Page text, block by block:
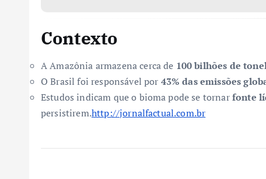
Contexto
A Amazônia armazena cerca de 100 bilhões de
O Brasil foi responsável por 43% das emissões
Estudos indicam que o bioma pode se tornarfonte
persistirem.http://jornalfactual.com.br